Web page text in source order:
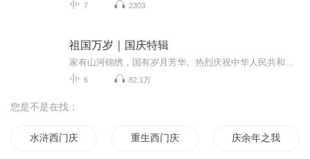
7 2303
祖国万岁｜国庆特辑
6 82.1万
您是不是在找：
水浒西门庆 重生西门庆 庆余年之我叫王